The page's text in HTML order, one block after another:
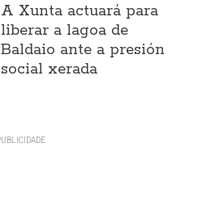
A Xunta actuará para
liberar a lagoa de
Baldaio ante a presión
social xerada